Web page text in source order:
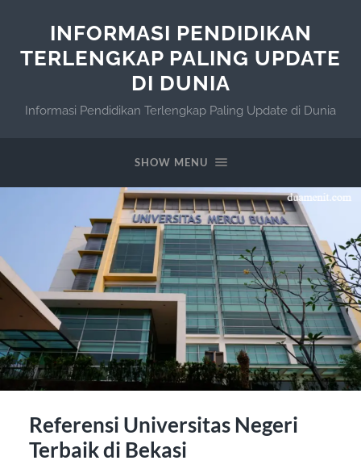
INFORMASI PENDIDIKAN
TERLENGKAP PALING UPDATE
DI DUNIA
Informasi Pendidikan Terlengkap Paling Update di Dunia
SHOW MENU
Referensi Universitas Negeri
Terbaik di Bekasi